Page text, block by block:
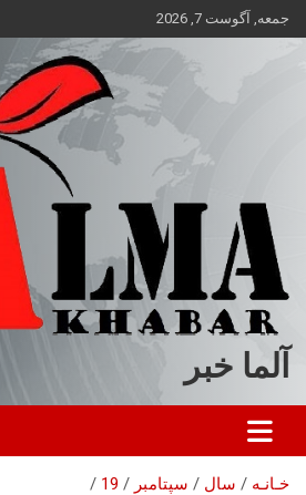
محتوا
جمعه, آگوست 7, 2026
آلما خبر
خـانـه سال سپتامبر
19